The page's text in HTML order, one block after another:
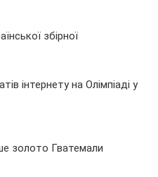
збірної
інтернету на Олімпіаді у
золото Гватемали